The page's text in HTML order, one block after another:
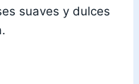
suaves y dulces